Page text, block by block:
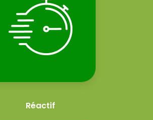
Réactif